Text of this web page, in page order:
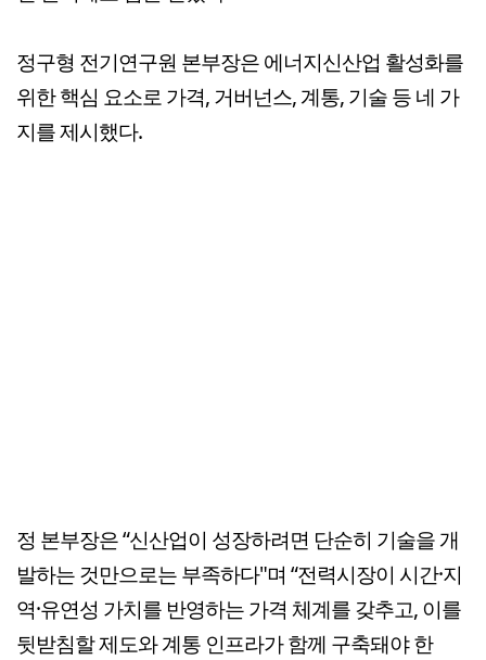
정구형 전기연구원 본부장은 에너지신산업 활성화를
위한 핵심 요소로 가격, 거버넌스, 계통, 기술 등 네 가
지를 제시했다.
정 본부장은 “신산업이 성장하려면 단순히 기술을 개
발하는 것만으로는 부족하다"며 “전력시장이 시간·지
역·유연성 가치를 반영하는 가격 체계를 갖추고, 이를
뒷받침할 제도와 계통 인프라가 함께 구축돼야 한